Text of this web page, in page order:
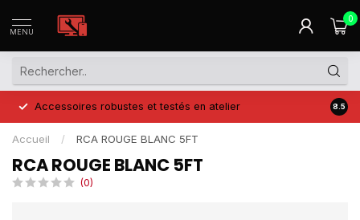
MENU
0
Accessoires robustes et testés en atelier Prix
8.5
Accueil / RCA ROUGE BLANC 5FT
RCA ROUGE BLANC 5FT
(0)